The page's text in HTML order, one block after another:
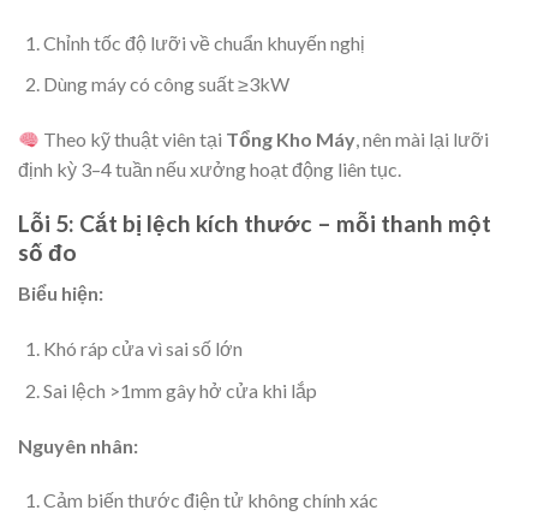
Chỉnh tốc độ lưỡi về chuẩn khuyến nghị
Dùng máy có công suất ≥3kW
Theo kỹ thuật viên tại Tổng Kho Máy, nên mài lại lưỡi
định kỳ 3–4 tuần nếu xưởng hoạt động liên tục.
Lỗi 5: Cắt bị lệch kích thước – mỗi thanh một
số đo
Biểu hiện:
Khó ráp cửa vì sai số lớn
Sai lệch >1mm gây hở cửa khi lắp
Nguyên nhân:
Cảm biến thước điện tử không chính xác